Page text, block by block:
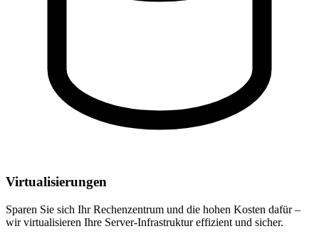
Virtualisierungen
Sparen Sie sich Ihr Rechenzentrum und die hohen Kosten dafür –
wir virtualisieren Ihre Server-Infrastruktur effizient und sicher.